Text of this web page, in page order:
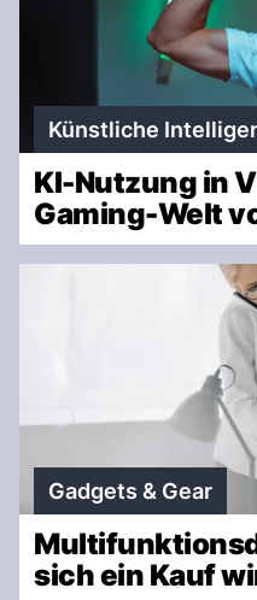
Künstliche
KI-Nutzung in
Gaming-Welt
Gadgets & Gear
sich ein Kauf